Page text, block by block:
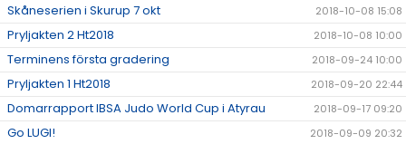
Skåneserien i Skurup 7 okt 2018-10-08 15:08
Pryljakten 2 Ht2018 2018-10-08 10:00
Terminens första gradering 2018-09-24 10:00
Pryljakten 1 Ht2018 2018-09-20 22:44
Domarrapport IBSA Judo World Cup i Atyrau 2018-09-17 09:20
Go LUGI! 2018-09-09 20:32